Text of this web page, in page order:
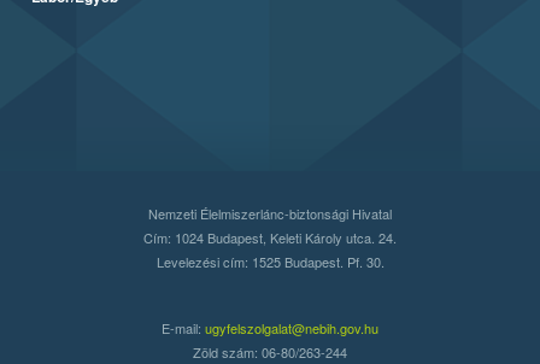
Nemzeti Élelmiszerlánc-biztonsági Hivatal
Cím: 1024 Budapest, Keleti Károly utca. 24.
Levelezési cím: 1525 Budapest. Pf. 30.
E-mail: ugyfelszolgalat@nebih.gov.hu
Zöld szám: 06-80/263-244